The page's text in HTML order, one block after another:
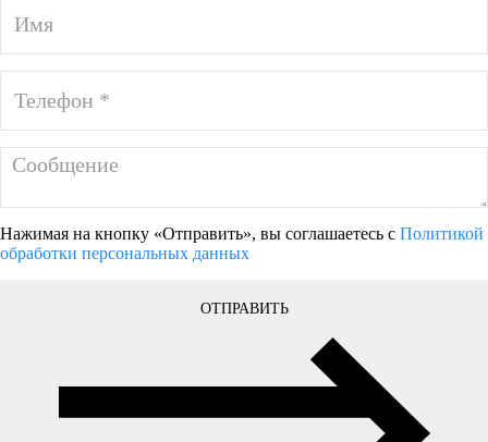
Нажимая на кнопку «Отправить», вы соглашаетесь с Политикой
обработки персональных данных
ОТПРАВИТЬ